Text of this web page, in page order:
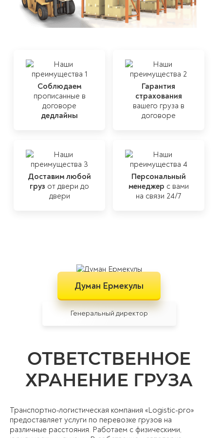
Соблюдаем
прописанные в
договоре
дедлайны
Гарантия
страхования
вашего груза в
договоре
Доставим любой
груз от двери до
двери
Персональный
менеджер с вами
на связи 24/7
Думан Ермекулы
Генеральный директор
Мы прикладываем
максимум усилий,
чтобы каждая
перевозка прошла
быстро и чётко
а непредвиденные
риски были
сведены к
ОТВЕТСТВЕННОЕ
ХРАНЕНИЕ ГРУЗА
Транспортно-логистическая компания «Logistic-pro»
предоставляет услуги по перевозке грузов на
различные расстояния. Работаем с физическими,